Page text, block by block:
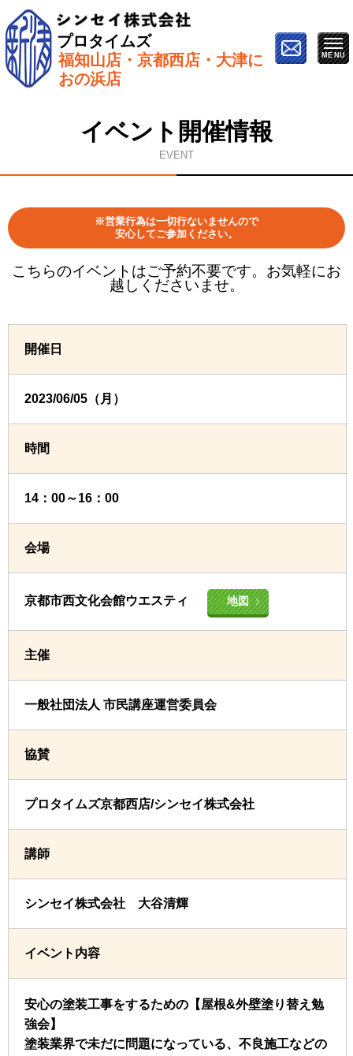
プロタイムズ
福知山店・京都西店・大津に
おの浜店
ホーム»イベント情報»6月5日【西京区で開催】屋根&
外壁塗り替え勉強会
イベント開催情報
EVENT
※営業行為は一切行ないませんので
安心してご参加ください。
こちらのイベントはご予約不要です。お気軽にお
越しくださいませ。
開催日
2023/06/05（月）
時間
14：00～16：00
会場
京都市西文化会館ウエスティ 地図
主催
一般社団法人 市民講座運営委員会
協賛
プロタイムズ京都西店/シンセイ株式会社
講師
シンセイ株式会社 大谷清輝
イベント内容
安心の塗装工事をするための【屋根&外壁塗り替え勉
強会】
塗装業界で未だに問題になっている、不良施工などの